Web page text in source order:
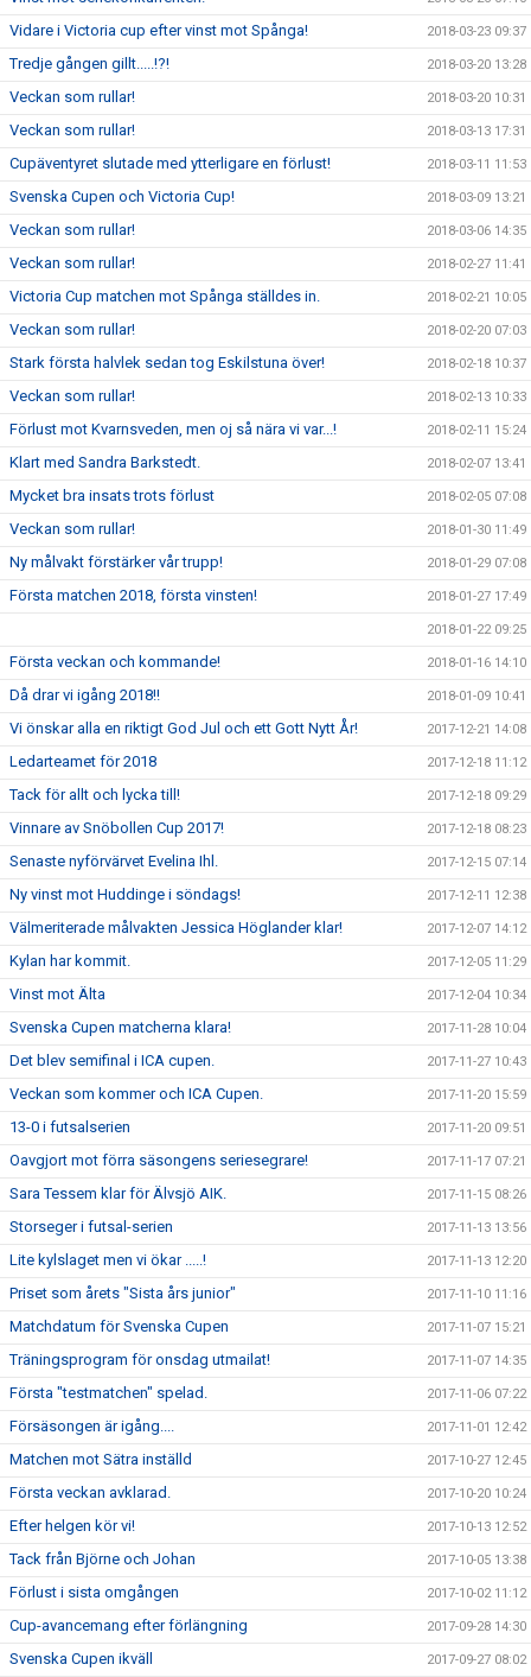
Vidare i Victoria cup efter vinst mot Spånga! 2018-03-23 09:37
Tredje gången gillt.....!?! 2018-03-20 13:28
Veckan som rullar! 2018-03-20 10:31
Veckan som rullar! 2018-03-13 17:31
Cupäventyret slutade med ytterligare en förlust! 2018-03-11 11:53
Svenska Cupen och Victoria Cup! 2018-03-09 13:21
Veckan som rullar! 2018-03-06 14:35
Veckan som rullar! 2018-02-27 11:41
Victoria Cup matchen mot Spånga ställdes in. 2018-02-21 10:05
Veckan som rullar! 2018-02-20 07:03
Stark första halvlek sedan tog Eskilstuna över! 2018-02-18 10:37
Veckan som rullar! 2018-02-13 10:33
Förlust mot Kvarnsveden, men oj så nära vi var...! 2018-02-11 15:24
Klart med Sandra Barkstedt. 2018-02-07 13:41
Mycket bra insats trots förlust 2018-02-05 07:08
Veckan som rullar! 2018-01-30 11:49
Ny målvakt förstärker vår trupp! 2018-01-29 07:08
Första matchen 2018, första vinsten! 2018-01-27 17:49
2018-01-22 09:25
Första veckan och kommande! 2018-01-16 14:10
Då drar vi igång 2018!! 2018-01-09 10:41
Vi önskar alla en riktigt God Jul och ett Gott Nytt År! 2017-12-21 14:08
Ledarteamet för 2018 2017-12-18 11:12
Tack för allt och lycka till! 2017-12-18 09:29
Vinnare av Snöbollen Cup 2017! 2017-12-18 08:23
Senaste nyförvärvet Evelina Ihl. 2017-12-15 07:14
Ny vinst mot Huddinge i söndags! 2017-12-11 12:38
Välmeriterade målvakten Jessica Höglander klar! 2017-12-07 14:12
Kylan har kommit. 2017-12-05 11:29
Vinst mot Älta 2017-12-04 10:34
Svenska Cupen matcherna klara! 2017-11-28 10:04
Det blev semifinal i ICA cupen. 2017-11-27 10:43
Veckan som kommer och ICA Cupen. 2017-11-20 15:59
13-0 i futsalserien 2017-11-20 09:51
Oavgjort mot förra säsongens seriesegrare! 2017-11-17 07:21
Sara Tessem klar för Älvsjö AIK. 2017-11-15 08:26
Storseger i futsal-serien 2017-11-13 13:56
Lite kylslaget men vi ökar .....! 2017-11-13 12:20
Priset som årets "Sista års junior" 2017-11-10 11:16
Matchdatum för Svenska Cupen 2017-11-07 15:21
Träningsprogram för onsdag utmailat! 2017-11-07 14:35
Första "testmatchen" spelad. 2017-11-06 07:22
Försäsongen är igång.... 2017-11-01 12:42
Matchen mot Sätra inställd 2017-10-27 12:45
Första veckan avklarad. 2017-10-20 10:24
Efter helgen kör vi! 2017-10-13 12:52
Tack från Björne och Johan 2017-10-05 13:38
Förlust i sista omgången 2017-10-02 11:12
Cup-avancemang efter förlängning 2017-09-28 14:30
Svenska Cupen ikväll 2017-09-27 08:02